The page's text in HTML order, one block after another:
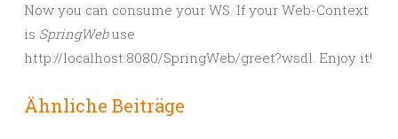
Now you can consume your WS. If your Web-Context
is SpringWebuse
http://localhost:8080/SpringWeb/greet?wsdl. Enjoy it!
Ähnliche Beiträge